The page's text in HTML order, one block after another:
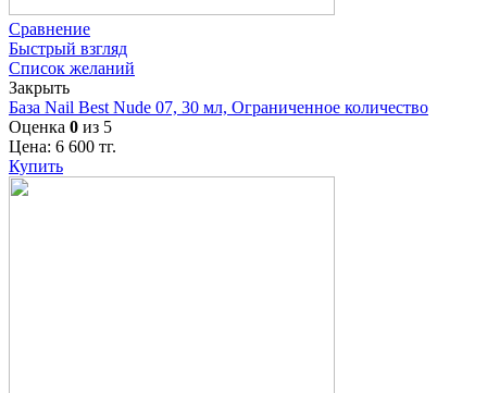
Сравнение
Быстрый взгляд
Список желаний
Закрыть
База Nail Best Nude 07, 30 мл, Ограниченное количество
Оценка 0 из 5
Цена: 6 600 тг.
Купить